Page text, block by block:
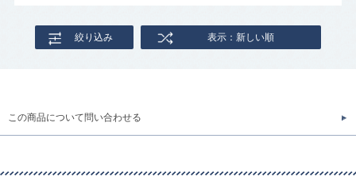
絞り込み 表示：新しい順
この商品について問い合わせる